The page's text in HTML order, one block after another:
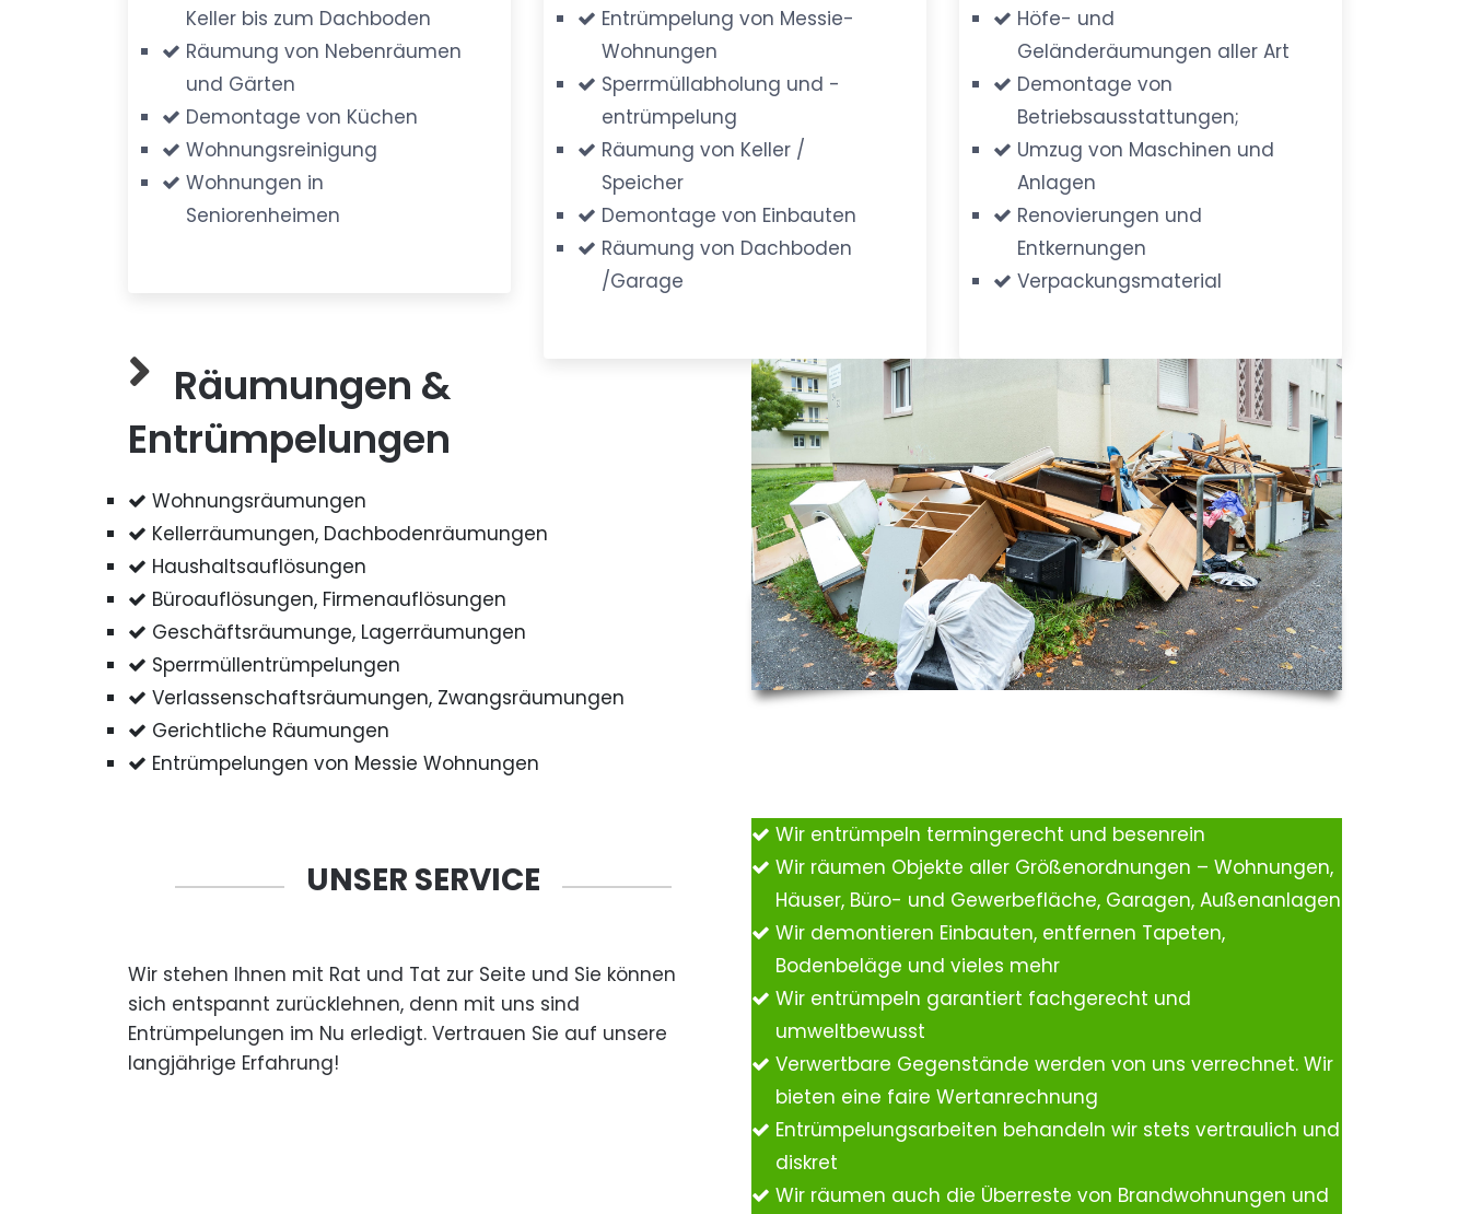
Keller bis zum Dachboden
Räumung von Nebenräumen
und Gärten
Demontage von Küchen
Wohnungsreinigung
Wohnungen in
Seniorenheimen
Entrümpelung von Messie-
Wohnungen
Sperrmüllabholung und -
entrümpelung
Räumung von Keller /
Speicher
Demontage von Einbauten
Räumung von Dachboden
/Garage
Höfe- und
Geländeräumungen aller Art
Demontage von
Betriebsausstattungen;
Umzug von Maschinen und
Anlagen
Renovierungen und
Entkernungen
Verpackungsmaterial
Räumungen &
Entrümpelungen
Wohnungsräumungen
Kellerräumungen, Dachbodenräumungen
Haushaltsauflösungen
Büroauflösungen, Firmenauflösungen
Geschäftsräumunge, Lagerräumungen
Sperrmüllentrümpelungen
Verlassenschaftsräumungen, Zwangsräumungen
Gerichtliche Räumungen
Entrümpelungen von Messie Wohnungen
UNSER SERVICE
Wir stehen Ihnen mit Rat und Tat zur Seite und Sie können
sich entspannt zurücklehnen, denn mit uns sind
Entrümpelungen im Nu erledigt. Vertrauen Sie auf unsere
langjährige Erfahrung!
Wir entrümpeln termingerecht und besenrein
Wir räumen Objekte aller Größenordnungen – Wohnungen,
Häuser, Büro- und Gewerbefläche, Garagen, Außenanlagen
Wir demontieren Einbauten, entfernen Tapeten,
Bodenbeläge und vieles mehr
Wir entrümpeln garantiert fachgerecht und
umweltbewusst
Verwertbare Gegenstände werden von uns verrechnet. Wir
bieten eine faire Wertanrechnung
Entrümpelungsarbeiten behandeln wir stets vertraulich und
diskret
Wir räumen auch die Überreste von Brandwohnungen und